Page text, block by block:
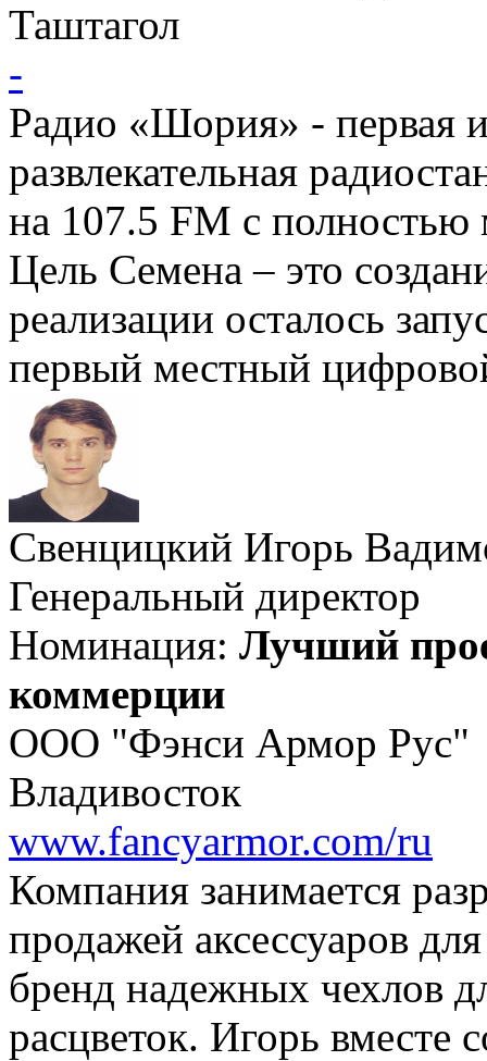
Таштагол
-
Радио «Шория» - первая
развлекательная
на 107.5 FM с
Цель Семена – это
реализации осталось
первый местный
Свенцицкий Игорь
Генеральный директор
Номинация: Лучший
коммерции
ООО "Фэнси Армор Рус"
Владивосток
www.fancyarmor.com/ru
Компания занимается
продажей аксессуаров
бренд надежных чехлов
расцветок. Игорь вместе